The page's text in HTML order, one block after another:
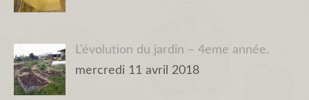
L’évolution du jardin – 4eme année.
mercredi 11 avril 2018